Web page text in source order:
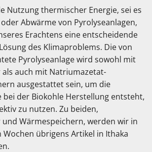
Nutzung thermischer Energie, sei es
Abwärme von Pyrolyseanlagen,
Erachtens eine entscheidende
des Klimaproblems. Die von
Pyrolyseanlage wird sowohl mit
auch mit Natriumazetat-
ausgestattet sein, um die
bei der Biokohle Herstellung entsteht,
zu nutzen. Zu beiden,
Wärmespeichern, werden wir in
Wochen übrigens Artikel in Ithaka